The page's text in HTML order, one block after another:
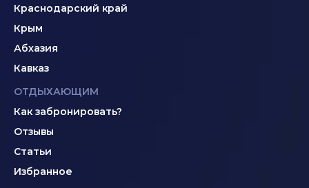
Краснодарский край
Крым
Абхазия
Кавказ
ОТДЫХАЮЩИМ
Как забронировать?
Отзывы
Статьи
Избранное